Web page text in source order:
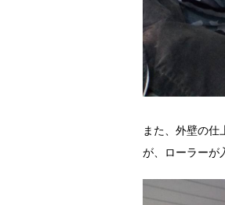
また、外壁の
が、ローラーが